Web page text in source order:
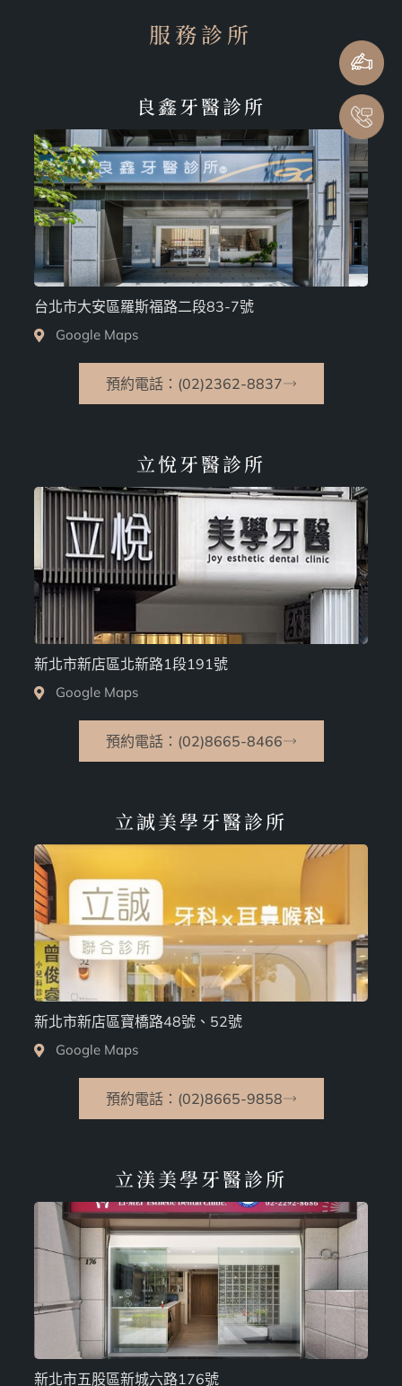
服務診所
良鑫牙醫診所
台北市大安區羅斯福路二段83-7號
Google Maps
預約電話：(02)2362-8837
立悅牙醫診所
新北市新店區北新路1段191號
Google Maps
預約電話：(02)8665-8466
立誠美學牙醫診所
新北市新店區寶橋路48號、52號
Google Maps
預約電話：(02)8665-9858
立渼美學牙醫診所
新北市五股區新城六路176號